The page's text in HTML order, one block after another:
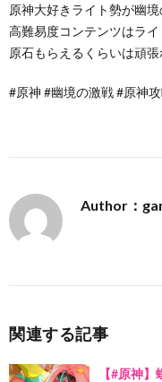
原神大好きライト勢が幽
高難易度コンテンツはラ
原石もらえるくらいは頑
#原神 #幽境の激戦 #原神
Author：
関連する記事
【#原神